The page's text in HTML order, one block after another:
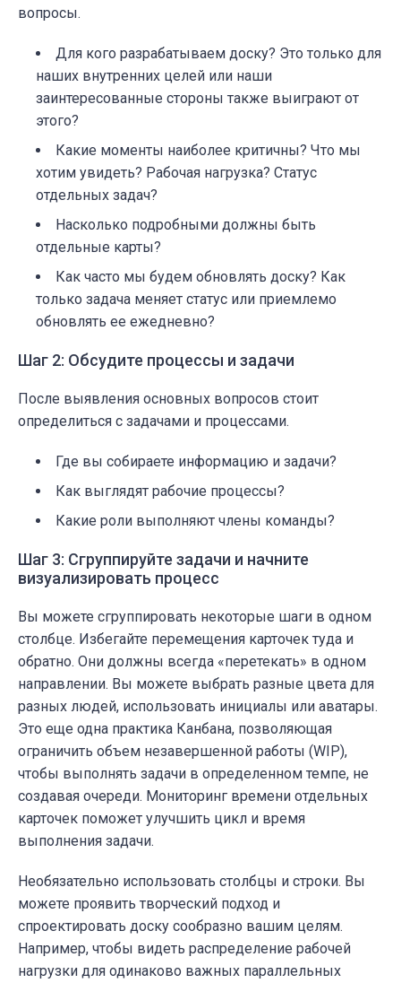
вопросы.
Для кого разрабатываем доску? Это только для
наших внутренних целей или наши
заинтересованные стороны также выиграют от
этого?
Какие моменты наиболее критичны? Что мы
хотим увидеть? Рабочая нагрузка? Статус
отдельных задач?
Насколько подробными должны быть
отдельные карты?
Как часто мы будем обновлять доску? Как
только задача меняет статус или приемлемо
обновлять ее ежедневно?
Шаг 2: Обсудите процессы и задачи
После выявления основных вопросов стоит
определиться с задачами и процессами.
Где вы собираете информацию и задачи?
Как выглядят рабочие процессы?
Какие роли выполняют члены команды?
Шаг 3: Сгруппируйте задачи и начните
визуализировать процесс
Вы можете сгруппировать некоторые шаги в одном
столбце. Избегайте перемещения карточек туда и
обратно. Они должны всегда «перетекать» в одном
направлении. Вы можете выбрать разные цвета для
разных людей, использовать инициалы или аватары.
Это еще одна практика Канбана, позволяющая
ограничить объем незавершенной работы (WIP),
чтобы выполнять задачи в определенном темпе, не
создавая очереди. Мониторинг времени отдельных
карточек поможет улучшить цикл и время
выполнения задачи.
Необязательно использовать столбцы и строки. Вы
можете проявить творческий подход и
спроектировать доску сообразно вашим целям.
Например, чтобы видеть распределение рабочей
нагрузки для одинаково важных параллельных